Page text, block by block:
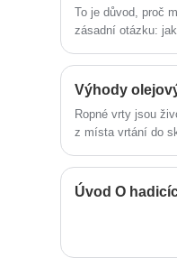
To je důvod, proč
zásadní otázku:
jediném bodě a
neúnavného
Výhody
Ropné vrty jsou
z místa vrtání do
kapalin.
Úvod O